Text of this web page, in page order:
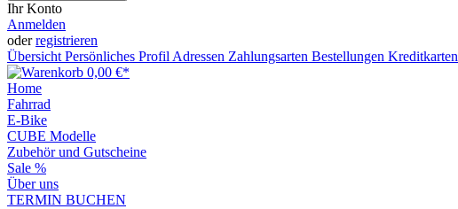
Ihr Konto
Anmelden
oderregistrieren
Übersicht Persönliches Profil Adressen Zahlungsarten Bestellungen Kreditkarten
0,00 €*
Home
Fahrrad
E-Bike
CUBE Modelle
Zubehör und Gutscheine
Sale %
Über uns
TERMIN BUCHEN